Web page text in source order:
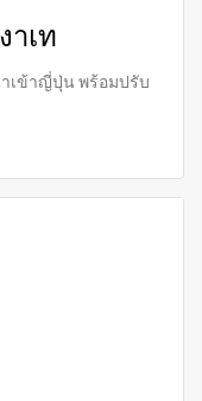
าเท
ำเข้าญี่ปุ่น พร้อมปรับ